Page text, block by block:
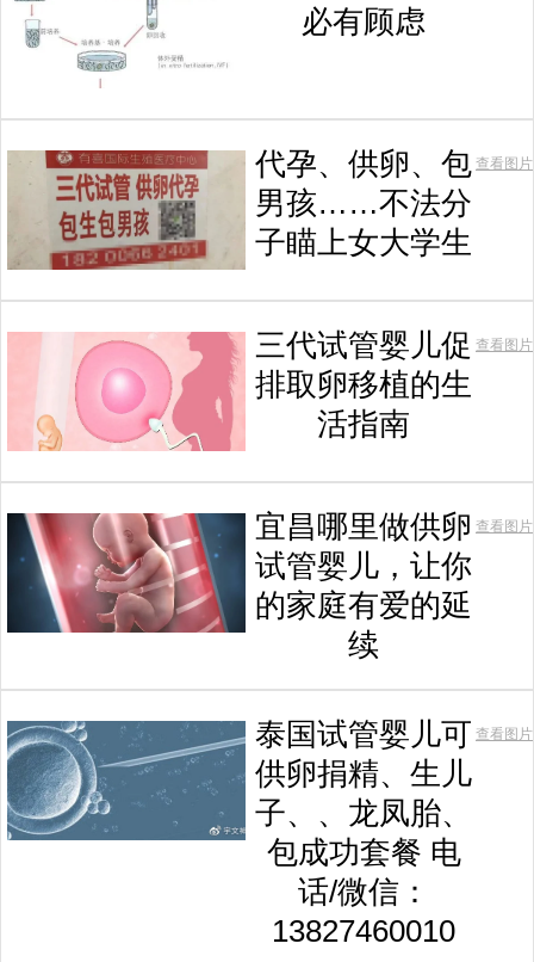
必有顾虑
代孕、供卵、包
男孩……不法分
子瞄上女大学生
查看图片
三代试管婴儿促
排取卵移植的生
活指南
查看图片
宜昌哪里做供卵
试管婴儿，让你
的家庭有爱的延
续
查看图片
泰国试管婴儿可
供卵捐精、生儿
子、、龙凤胎、
包成功套餐 电
话/微信：
13827460010
查看图片